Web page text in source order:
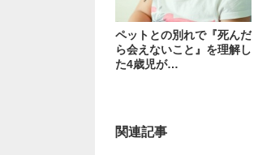
ペットとの別れで『死んだ
ら会えないこと』を理解し
た4歳児が…
関連記事